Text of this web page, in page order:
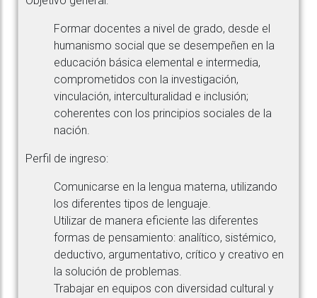
Formar docentes a nivel de grado, desde el
humanismo social que se desempeñen en la
educación básica elemental e intermedia,
comprometidos con la investigación,
vinculación, interculturalidad e inclusión;
coherentes con los principios sociales de la
nación.
Perfil de ingreso:
Comunicarse en la lengua materna, utilizando
los diferentes tipos de lenguaje.
Utilizar de manera eficiente las diferentes
formas de pensamiento: analítico, sistémico,
deductivo, argumentativo, crítico y creativo en
la solución de problemas.
Trabajar en equipos con diversidad cultural y